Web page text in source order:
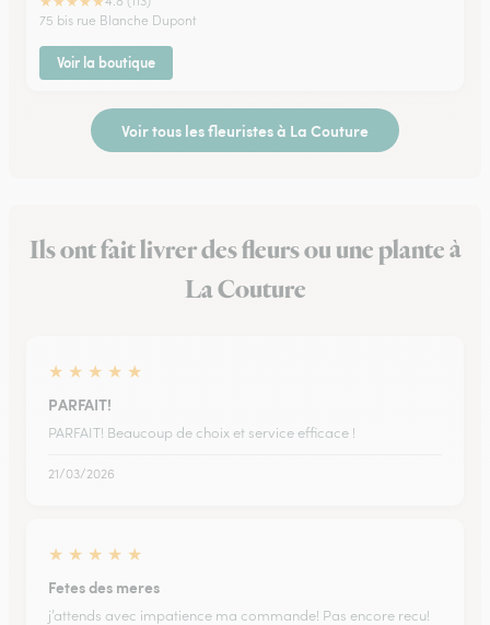
75 bis rue Blanche Dupont
Voir la boutique
Voir tous les fleuristes à La Couture
Ils ont fait livrer des fleurs ou une plante à
La Couture
★ ★ ★ ★ ★
PARFAIT!
PARFAIT! Beaucoup de choix et service efficace !
21/03/2026
★ ★ ★ ★ ★
Fetes des meres
j’attends avec impatience ma commande! Pas encore recu!